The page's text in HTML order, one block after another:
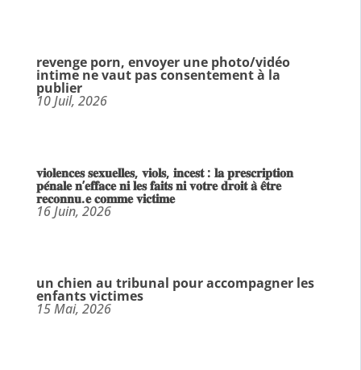
revenge porn, envoyer une photo/vidéo
intime ne vaut pas consentement à la
publier
10 Juil, 2026
𝐯𝐢𝐨𝐥𝐞𝐧𝐜𝐞𝐬 𝐬𝐞𝐱𝐮𝐞𝐥𝐥𝐞𝐬, 𝐯𝐢𝐨𝐥𝐬, 𝐢𝐧𝐜𝐞𝐬𝐭 : 𝐥𝐚 𝐩𝐫𝐞𝐬𝐜𝐫𝐢𝐩𝐭𝐢𝐨𝐧
𝐩𝐞́𝐧𝐚𝐥𝐞 𝐧’𝐞𝐟𝐟𝐚𝐜𝐞 𝐧𝐢 𝐥𝐞𝐬 𝐟𝐚𝐢𝐭𝐬 𝐧𝐢 𝐯𝐨𝐭𝐫𝐞 𝐝𝐫𝐨𝐢𝐭 𝐚̀ 𝐞̂𝐭𝐫𝐞
𝐫𝐞𝐜𝐨𝐧𝐧𝐮.𝐞 𝐜𝐨𝐦𝐦𝐞 𝐯𝐢𝐜𝐭𝐢𝐦𝐞
16 Juin, 2026
un chien au tribunal pour accompagner les
enfants victimes
15 Mai, 2026